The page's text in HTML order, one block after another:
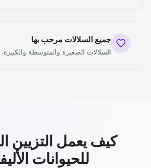
جميع السلالات مرحب بها
السلالات الصغيرة والمتوسطة
كيف يعمل التزيين
للحيوانات